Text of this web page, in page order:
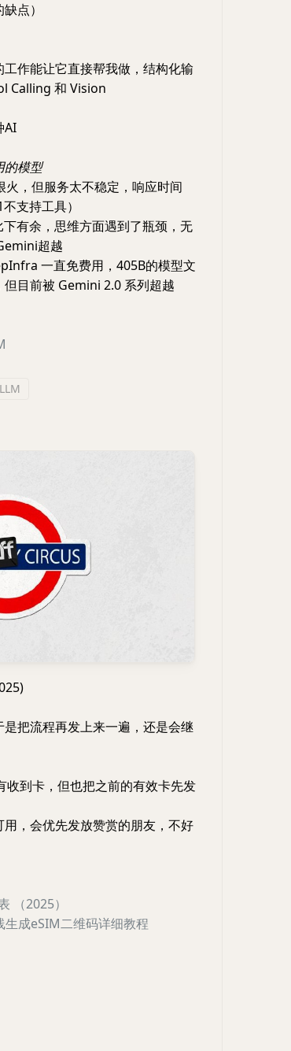
点）
作能让它直接帮我做，结构化输
Calling 和 Vision
AI
的模型
，但服务太不稳定，响应时间
支持工具）
有余，思维方面遇到了瓶颈，无
超越
一直免费用，405B的模型文
目前被 Gemini 2.0 系列超越
LLM
把流程再发上来一遍，还是会继
收到卡，但也把之前的有效卡先发
用，会优先发放赞赏的朋友，不好
（2025）
成eSIM二维码详细教程